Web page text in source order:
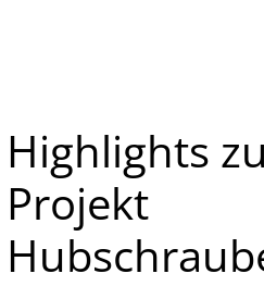
Highlights
Projekt